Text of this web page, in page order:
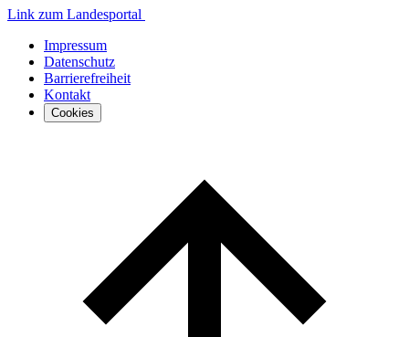
Link zum Landesportal
Impressum
Datenschutz
Barrierefreiheit
Kontakt
Cookies